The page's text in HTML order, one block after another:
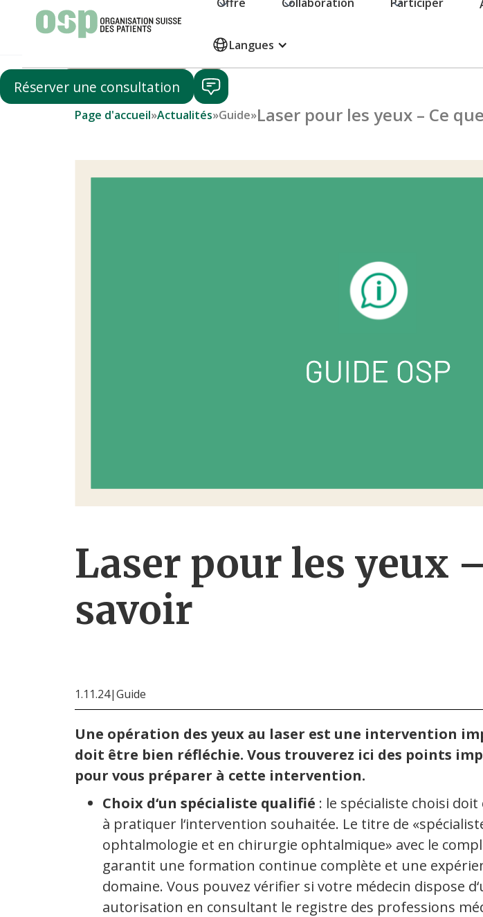
Langues
Page d'accueil»Actualités»Guide»Laser pour les yeux – Ce
Laser pour les yeux
savoir
1.11.24|Guide
Une opération des yeux au laser est une intervention
doit être bien réfléchie. Vous trouverez ici des points
pour vous préparer à cette intervention.
Choix d‘un spécialiste qualifié : le spécialiste choisi
à pratiquer l‘intervention souhaitée. Le titre de
ophtalmologie et en chirurgie ophtalmique» avec le
garantit une formation continue complète et une
domaine. Vous pouvez vérifier si votre médecin dispose
autorisation en consultant le registre des professions
Faire un don
Réserver une consultation